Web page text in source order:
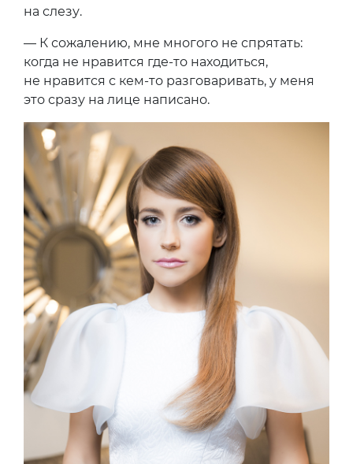
на слезу.
— К сожалению, мне многого не спрятать:
когда не нравится где-то находиться,
не нравится с кем-то разговаривать, у меня
это сразу на лице написано.